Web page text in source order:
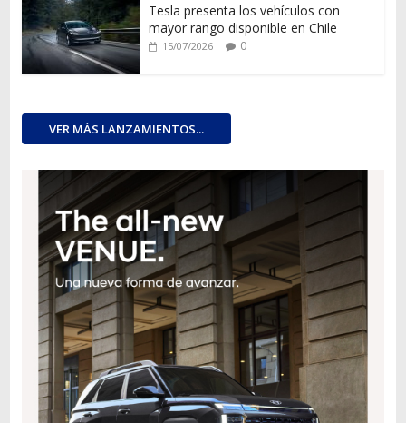
Tesla presenta los vehículos con
mayor rango disponible en Chile
15/07/2026 0
VER MÁS LANZAMIENTOS...